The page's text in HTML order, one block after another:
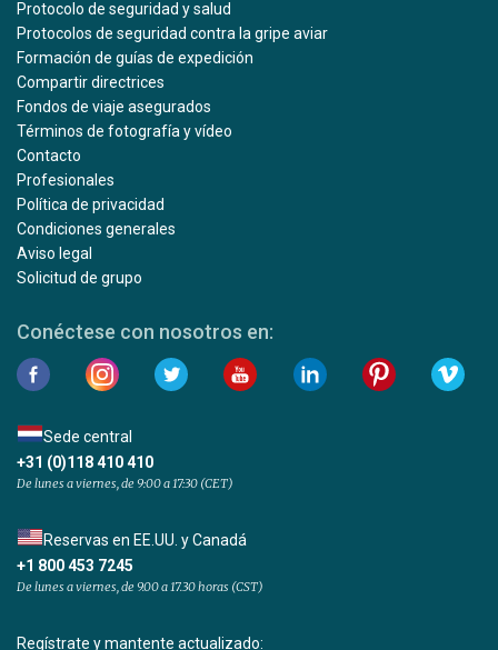
Protocolo de seguridad y salud
Protocolos de seguridad contra la gripe aviar
Formación de guías de expedición
Compartir directrices
Fondos de viaje asegurados
Términos de fotografía y vídeo
Contacto
Profesionales
Política de privacidad
Condiciones generales
Aviso legal
Solicitud de grupo
Conéctese con nosotros en:
Sede central
+31 (0)118 410 410
De lunes a viernes, de 9:00 a 17:30 (CET)
Reservas en EE.UU. y Canadá
+1 800 453 7245
De lunes a viernes, de 9.00 a 17.30 horas (CST)
Regístrate y mantente actualizado: